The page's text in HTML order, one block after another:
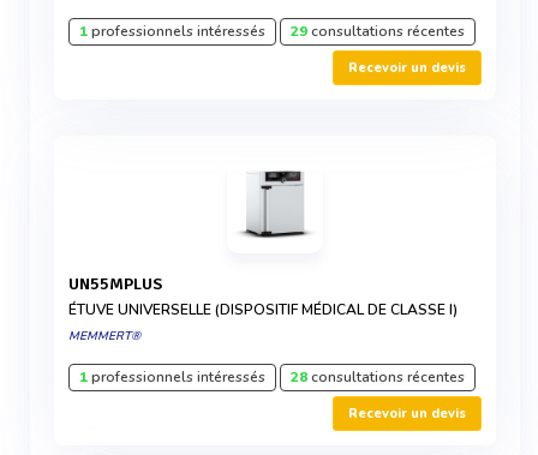
1professionnels intéressés 29consultations récentes
Recevoir un devis
UN55MPLUS
ÉTUVE UNIVERSELLE (DISPOSITIF MÉDICAL DE CLASSE I)
MEMMERT®
1professionnels intéressés 28consultations récentes
Recevoir un devis